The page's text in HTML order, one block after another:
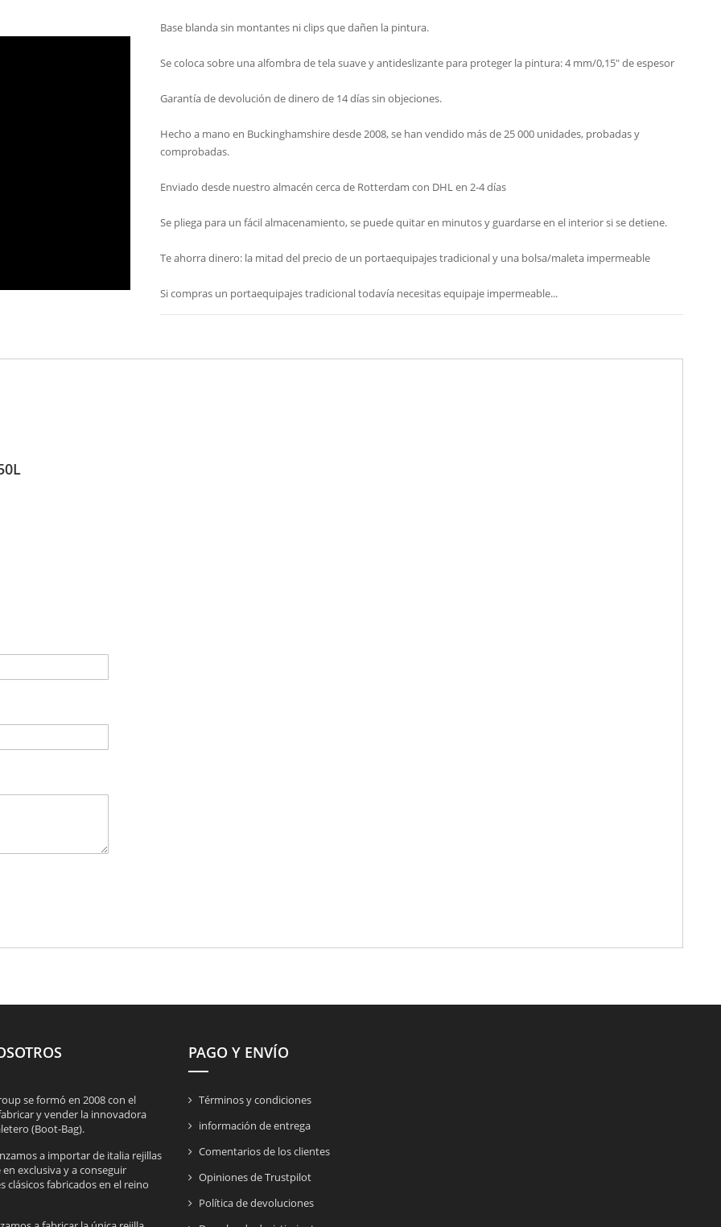
Base blanda sin montantes ni clips que dañen la pintura.
Se coloca sobre una alfombra de tela suave y antideslizante para proteger la pintura: 4 mm/0,15" de espesor
Garantía de devolución de dinero de 14 días sin objeciones.
Hecho a mano en Buckinghamshire desde 2008, se han vendido más de 25 000 unidades, probadas y
comprobadas.
Enviado desde nuestro almacén cerca de Rotterdam con DHL en 2-4 días
Se pliega para un fácil almacenamiento, se puede quitar en minutos y guardarse en el interior si se detiene.
Te ahorra dinero: la mitad del precio de un portaequipajes tradicional y una bolsa/maleta impermeable
Si compras un portaequipajes tradicional todavía necesitas equipaje impermeable...
se formó en 2008 con el
y vender la innovadora
(Boot-Bag).
a importar de italia rejillas
exclusiva y a conseguir
clásicos fabricados en el reino
PAGO Y ENVÍO
Términos y condiciones
información de entrega
Comentarios de los clientes
Opiniones de Trustpilot
Política de devoluciones